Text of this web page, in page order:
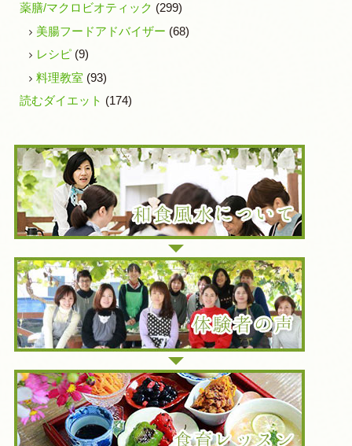
薬膳/マクロビオティック (299)
美腸フードアドバイザー (68)
レシピ (9)
料理教室 (93)
読むダイエット (174)